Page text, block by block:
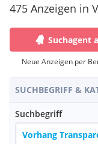
475 Anzeigen in
Suchagent
Neue Anzeigen per
SUCHBEGRIFF &
Suchbegriff